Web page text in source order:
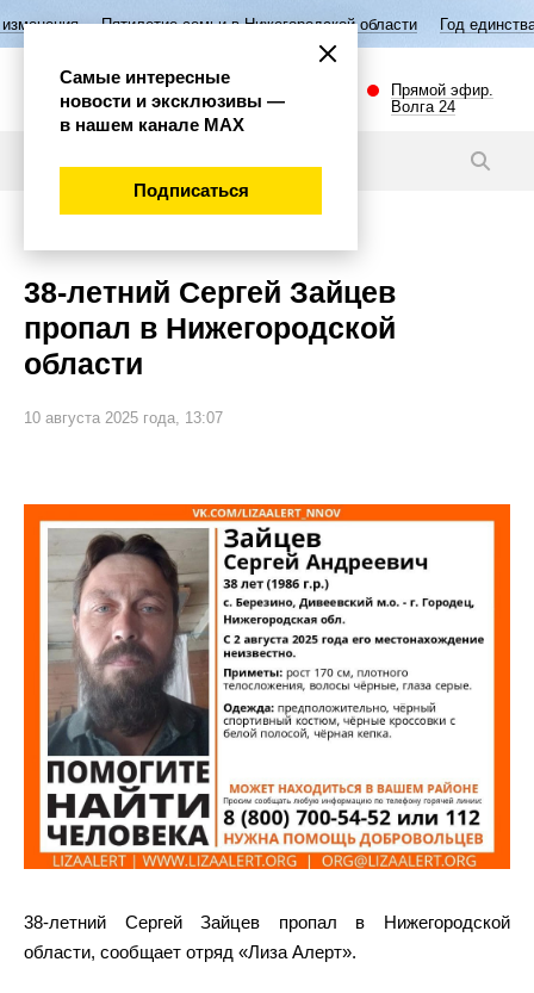
Пятилетие семьи в Нижегородской области Год единства народов
Прямой эфир.
Волга 24
38-летний Сергей Зайцев
пропал в Нижегородской
области
10 августа 2025 года, 13:07
38-летний Сергей Зайцев пропал в Нижегородской
области, сообщает отряд «Лиза Алерт».
Самые интересные
новости и эксклюзивы —
в нашем канале МАХ
Подписаться